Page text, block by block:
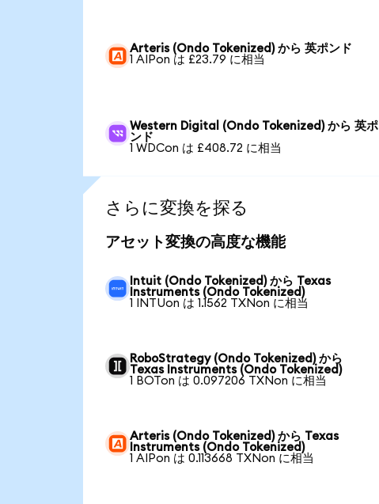
Arteris (Ondo Tokenized) から 英ポンド
1 AIPon は £23.79 に相当
Western Digital (Ondo Tokenized) から 英ポ
ンド
1 WDCon は £408.72 に相当
さらに変換を探る
アセット変換の高度な機能
Intuit (Ondo Tokenized) から Texas
Instruments (Ondo Tokenized)
1 INTUon は 1.1562 TXNon に相当
RoboStrategy (Ondo Tokenized) から
Texas Instruments (Ondo Tokenized)
1 BOTon は 0.097206 TXNon に相当
Arteris (Ondo Tokenized) から Texas
Instruments (Ondo Tokenized)
1 AIPon は 0.113668 TXNon に相当